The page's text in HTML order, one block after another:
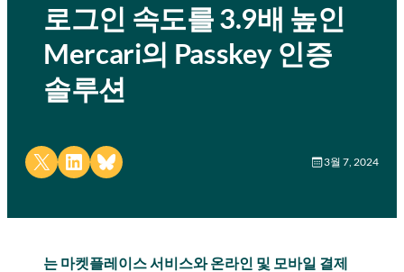
로그인 속도를 3.9배 높인
Mercari의 Passkey 인증
솔루션
Share on X Share on LinkedIn
Share on Bluesky 3월 7, 2024
는 마켓플레이스 서비스와 온라인 및 모바일 결제